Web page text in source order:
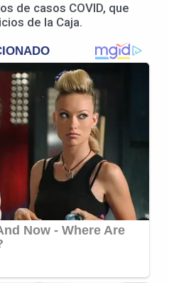
de casos COVID, que
de la Caja.